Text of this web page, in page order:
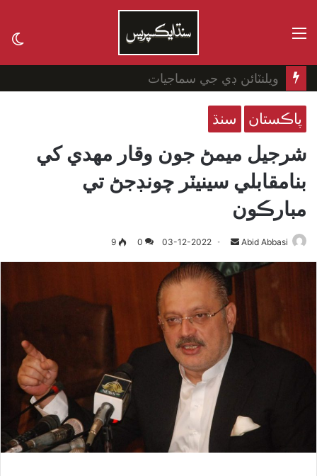
سيلفي ڪلچر
پاڪستان سنڌ
شرجيل ميمڻ جون وقار مهدي کي
بنامقابلي سينيٽر چونڊجڻ تي
مبارڪون
Abid Abbasi
Send
an
email
03-12-2022
0
9